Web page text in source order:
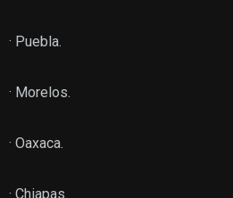
· Puebla.
· Morelos.
· Oaxaca.
· Chiapas.